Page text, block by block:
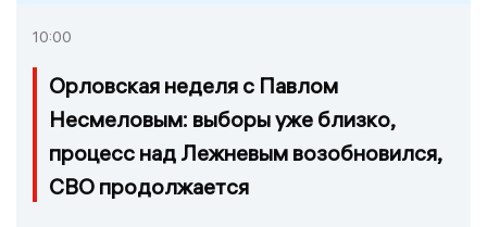
10:00
Орловская неделя с Павлом
Несмеловым: выборы уже близко,
процесс над Лежневым возобновился,
СВО продолжается